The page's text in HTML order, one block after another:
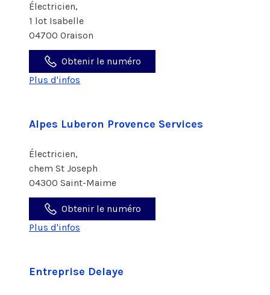
Électricien,
1 lot Isabelle
04700 Oraison
Obtenir le numéro
Plus d'infos
Alpes Luberon Provence Services
Électricien,
chem St Joseph
04300 Saint-Maime
Obtenir le numéro
Plus d'infos
Entreprise Delaye